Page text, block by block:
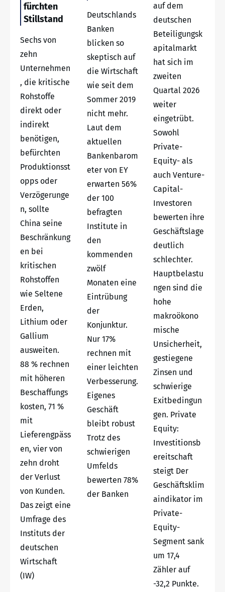
fürchten
Stillstand
Sechs von
zehn
Unternehmen
, die kritische
Rohstoffe
direkt oder
indirekt
benötigen,
befürchten
Produktionsst
opps oder
Verzögerunge
n, sollte
China seine
Beschränkung
en bei
kritischen
Rohstoffen
wie Seltene
Erden,
Lithium oder
Gallium
ausweiten.
88 % rechnen
mit höheren
Beschaffungs
kosten, 71 %
mit
Lieferengpäss
en, vier von
zehn droht
der Verlust
von Kunden.
Das zeigt eine
Umfrage des
Instituts der
deutschen
Wirtschaft
(IW)
Deutschlands
Banken
blicken so
skeptisch auf
die Wirtschaft
wie seit dem
Sommer 2019
nicht mehr.
Laut dem
aktuellen
Bankenbarom
eter von EY
erwarten 56%
der 100
befragten
Institute in
den
kommenden
zwölf
Monaten eine
Eintrübung
der
Konjunktur.
Nur 17%
rechnen mit
einer leichten
Verbesserung.
Eigenes
Geschäft
bleibt robust
Trotz des
schwierigen
Umfelds
bewerten 78%
der Banken
auf dem
deutschen
Beteiligungsk
apitalmarkt
hat sich im
zweiten
Quartal 2026
weiter
eingetrübt.
Sowohl
Private-
Equity- als
auch Venture-
Capital-
Investoren
bewerten ihre
Geschäftslage
deutlich
schlechter.
Hauptbelastu
ngen sind die
hohe
makroökono
mische
Unsicherheit,
gestiegene
Zinsen und
schwierige
Exitbedingun
gen. Private
Equity:
Investitionsb
ereitschaft
steigt Der
Geschäftsklim
aindikator im
Private-
Equity-
Segment sank
um 17,4
Zähler auf
-32,2 Punkte.